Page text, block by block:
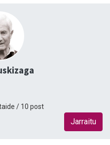
/ 10 post
Jarraitu